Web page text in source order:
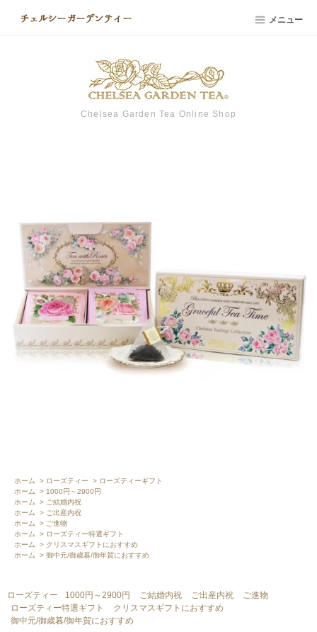
メニュー
Chelsea Garden Tea Online Shop
ホーム > ローズティー > ローズティーギフト
ホーム
> 1000円～2900円
ホーム
> ご結婚内祝
ホーム
> ご出産内祝
ホーム
> ご進物
ホーム
> ローズティー特選ギフト
ホーム
> クリスマスギフトにおすすめ
ホーム
> 御中元/御歳暮/御年賀におすすめ
ローズティー 1000円～2900円 ご結婚内祝 ご出産内祝
ご進物
ローズティー特選ギフト
クリスマスギフトにおすすめ
御中元/御歳暮/御年賀におすすめ